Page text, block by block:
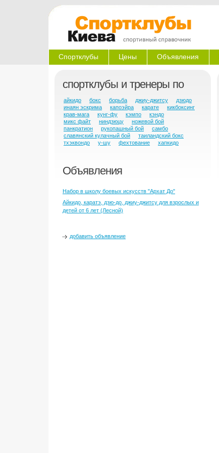
Спортклубы Цены Объявления
спортклубы и тренеры по
айкидо бокс борьба джиу-джитсу
дзюдо
инаян эскрима
капоэйра карате
кикбоксинг
крав-мага
кунг-фу кэмпо
кэндо
микс файт
ниндзюцу
ножевой бой
панкратион
рукопашный бой
самбо
славянский кулачный бой
таиландский бокс
тхэквондо
у-шу фехтование хапкидо
Объявления
Набор в школу боевых искусств "Архат До"
Айкидо, каратэ, дзю-до, джиу-джитсу для взрослых и
детей от 6 лет (Лесной)
добавить объявление